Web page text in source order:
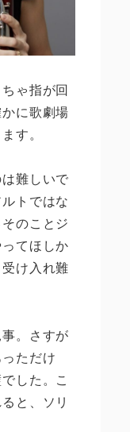
ゃ指が回
に歌劇場
す。
難しいで
トではな
のことジ
てほしか
け入れ難
。さすが
ただけ
した。こ
と、ソリ